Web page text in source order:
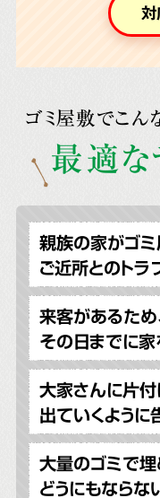
ゴミ屋敷でこ
最適な
親族の家がゴミ
ご近所とのト
来客があるため
その日までに
大家さんに片
出ていくように
大量のゴミで埋
どうにもならな